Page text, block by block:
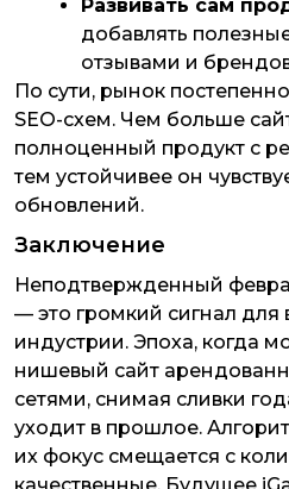
Развивать сам
добавлять
отзывами и
По сути, рынок
SEO-схем. Чем больше
полноценный продукт с
тем устойчивее он
обновлений.
Заключение
Неподтвержденный
— это громкий сигнал для
индустрии. Эпоха, когда
нишевый сайт
сетями, снимая сливки
уходит в прошлое.
их фокус смещается с